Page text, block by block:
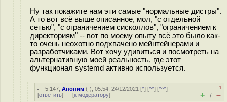
Ну так покажите нам эти самые "нормальные дистры".
А то вот всё выше описанное, мол, "с отдельной
сетью", "с ограничением сисколлов", "ограничением к
директориям" -- вот по моему опыту всё это было как-
то очень неохотно подхвачено мейнтейнерами и
разработчиками. Вот хочу удивиться и посмотреть на
альтернативную моей реальность, где этот
функционал systemd активно используется.
5.147 ,Аноним (-), 05:54, 24/12/2021 [^] [^^] [^^^]
[ответить] [к модератору]
–1
+ / –